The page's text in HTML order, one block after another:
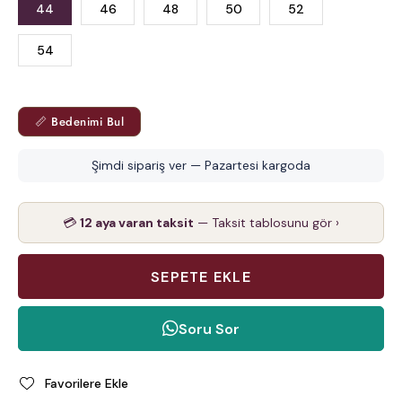
44 46 48 50 52
54
📏 Bedenimi Bul
Şimdi sipariş ver — Pazartesi kargoda
💳 12 aya varan taksit — Taksit tablosunu gör ›
Soru Sor
Favorilere Ekle